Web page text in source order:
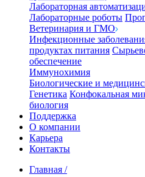
Лабораторная
Лабораторные роботы
Ветеринария и ГМО
Инфекционные
продуктах питания
обеспечение
Иммунохимия
Биологические и
Генетика Конфокальная
биология
Поддержка
О компании
Карьера
Контакты
Главная /